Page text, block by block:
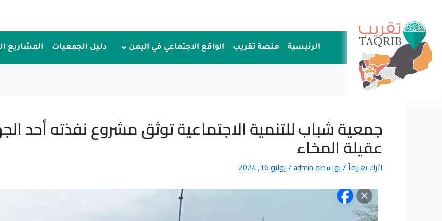
المحتوى
الرئيسية منصة تقريب الواقع الاجتماعي في اليمن دليل الجمعيات المشاريع
جمعية شباب للتنمية الاجتماعية توثق مشروع نفذته أحد
عقيلة المخاء
اترك تعليقاً/ بواسطةadmin
/يوليو 16, 2024